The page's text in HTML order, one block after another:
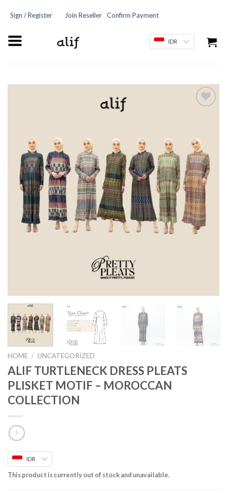
Sign / Register Join Reseller Confirm Payment
IDR
HOME / UNCATEGORIZED
ALIF TURTLENECK DRESS PLEATS
PLISKET MOTIF – MOROCCAN
COLLECTION
IDR
This product is currently out of stock and unavailable.